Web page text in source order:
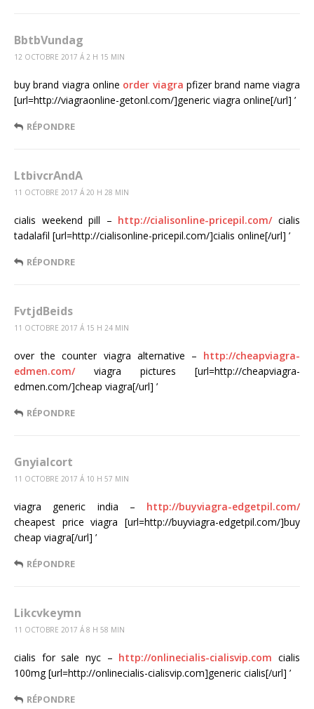
BbtbVundag
12 OCTOBRE 2017 Á 2 H 15 MIN
buy brand viagra online order viagra pfizer brand name viagra
[url=http://viagraonline-getonl.com/]generic viagra online[/url] ’
RÉPONDRE
LtbivcrAndA
11 OCTOBRE 2017 Á 20 H 28 MIN
cialis weekend pill – http://cialisonline-pricepil.com/cialis
tadalafil [url=http://cialisonline-pricepil.com/]cialis online[/url] ’
RÉPONDRE
FvtjdBeids
11 OCTOBRE 2017 Á 15 H 24 MIN
over the counter viagra alternative – http://cheapviagra-
edmen.com/viagra pictures [url=http://cheapviagra-
edmen.com/]cheap viagra[/url] ’
RÉPONDRE
Gnyialcort
11 OCTOBRE 2017 Á 10 H 57 MIN
viagra generic india – http://buyviagra-edgetpil.com/
cheapest price viagra [url=http://buyviagra-edgetpil.com/]buy
cheap viagra[/url] ’
RÉPONDRE
Likcvkeymn
11 OCTOBRE 2017 Á 8 H 58 MIN
cialis for sale nyc – http://onlinecialis-cialisvip.com cialis
100mg [url=http://onlinecialis-cialisvip.com]generic cialis[/url] ’
RÉPONDRE